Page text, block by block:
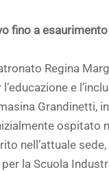
fino a
Regina
e
Grandinetti,
ospitato
nell’attuale
la Scuola